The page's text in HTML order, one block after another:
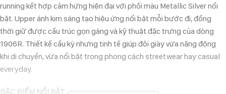
running kết hợp cảm hứng hiện đại với phối màu Metallic Silver nổi
bật. Upper ánh kim sáng tạo hiệu ứng nổi bật mỗi bước đi, đồng
thời giữ được cấu trúc gọn gàng và kỹ thuật đặc trưng của dòng
1906R. Thiết kế cầu kỳ nhưng tinh tế giúp đôi giày vừa năng động
khi di chuyển, vừa nổi bật trong phong cách streetwear hay casual
everyday.
ĐẶC ĐIỂM NỔI BẬT